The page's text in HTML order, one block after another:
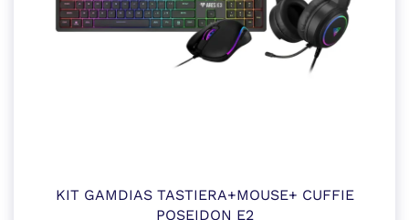
KIT GAMDIAS TASTIERA+MOUSE+ CUFFIE
POSEIDON E2